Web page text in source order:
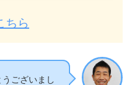
ちら
ございまし